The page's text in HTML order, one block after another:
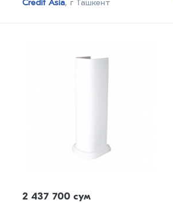
Credit Asia, г Ташкент
2 437 700 сум